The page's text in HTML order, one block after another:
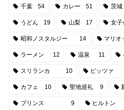
千葉 54 カレー 51 茨城
うどん 19 山梨 17 女子
昭和ノスタルジー 14 マリオ
ラーメン 12 温泉 11
スリランカ 10 ピッツァ
カフェ 10 聖地巡礼 9
プリンス 9 ヒルトン